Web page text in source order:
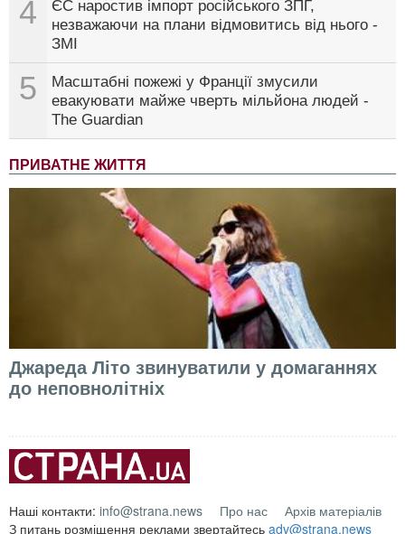
4
ЄС наростив імпорт російського ЗПГ,
незважаючи на плани відмовитись від нього -
ЗМІ
5
Масштабні пожежі у Франції змусили
евакуювати майже чверть мільйона людей -
The Guardian
ПРИВАТНЕ ЖИТТЯ
Джареда Літо звинуватили у домаганнях
до неповнолітніх
Наші контакти: info@strana.news Про нас
Архів матеріалів
З питань розміщення реклами звертайтесь adv@strana.news